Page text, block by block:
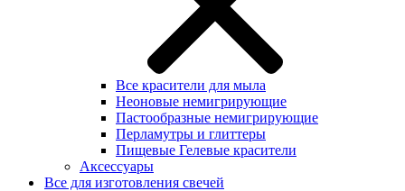
Все красители для мыла
Неоновые немигрирующие
Пастообразные немигрирующие
Перламутры и глиттеры
Пищевые Гелевые красители
Аксессуары
Все для изготовления свечей